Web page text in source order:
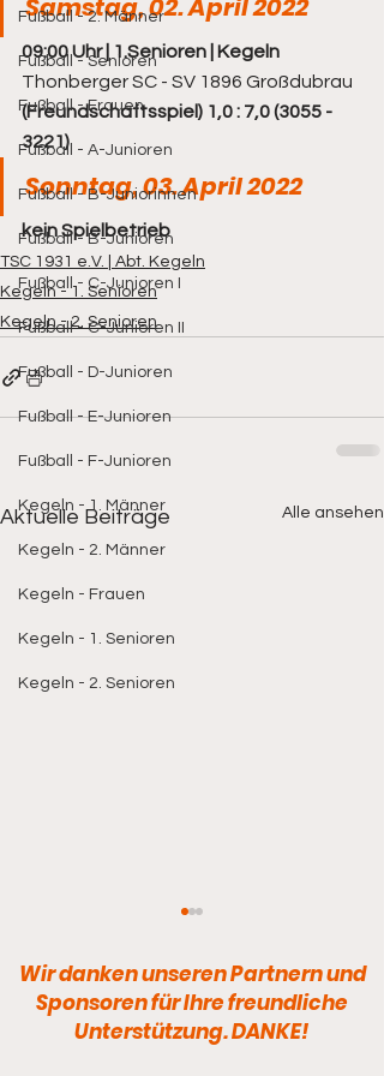
Fußball - 2. Männer
Fußball - Senioren
Fußball - Frauen
Fußball - A-Junioren
Fußball - B-Juniorinnen
Fußball - B-Junioren
Fußball - C-Junioren I
Fußball - C-Junioren II
Fußball - D-Junioren
Fußball - E-Junioren
Fußball - F-Junioren
Kegeln - 1. Männer
Kegeln - 2. Männer
Kegeln - Frauen
Kegeln - 1. Senioren
Kegeln - 2. Senioren
Samstag, 02. April 2022
09:00 Uhr | 1.Senioren | Kegeln
Thonberger SC - SV 1896 Großdubrau
(Freundschaftsspiel) 1,0 : 7,0 (3055 -
3221)
Sonntag, 03. April 2022
kein Spielbetrieb
TSC 1931 e.V. | Abt. Kegeln
Kegeln - 1. Senioren
Kegeln - 2. Senioren
Aktuelle Beiträge Alle ansehen
Wir danken unseren Partnern und
Sponsoren für Ihre freundliche
Unterstützung. DANKE!